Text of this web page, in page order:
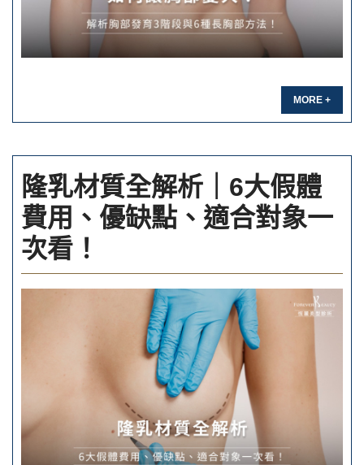
MORE +
隆乳材質全解析｜6大假體
費用、優缺點、適合對象一
次看！